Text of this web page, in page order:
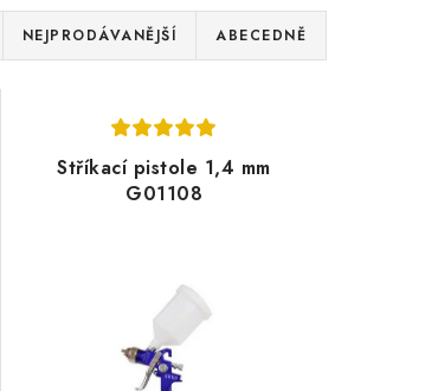
NEJPRODÁVANĚJŠÍ ABECEDNĚ
Stříkací pistole 1,4 mm
G01108